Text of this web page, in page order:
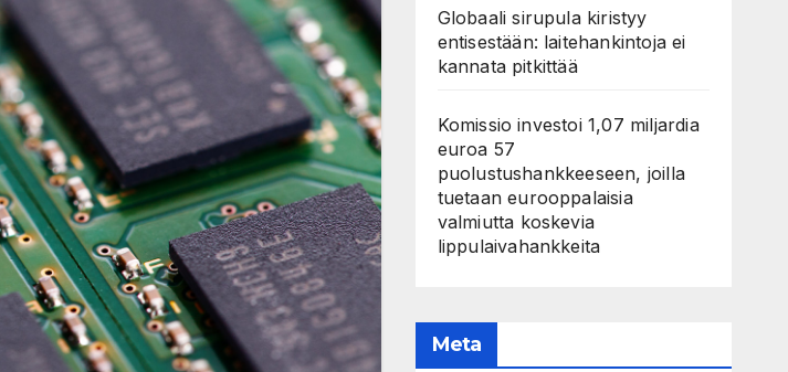
Globaali sirupula kiristyy
entisestään: laitehankintoja ei
kannata pitkittää
Komissio investoi 1,07 miljardia
euroa 57
puolustushankkeeseen, joilla
tuetaan eurooppalaisia
valmiutta koskevia
lippulaivahankkeita
Meta